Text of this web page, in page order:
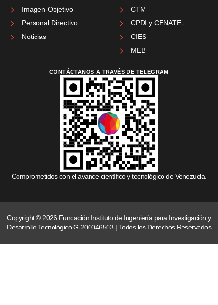
Imagen-Objetivo
Personal Directivo
Noticias
CTM
CPDI y CENATEL
CIES
MEB
CONTÁCTANOS A TRAVÉS DE TELEGRAM
Comprometidos con el avance científico y tecnológico de Venezuela.
Copyright © 2026 Fundación Instituto de Ingeniería para Investigación y
Desarrollo Tecnológico G-200046503 | Todos los Derechos Reservados